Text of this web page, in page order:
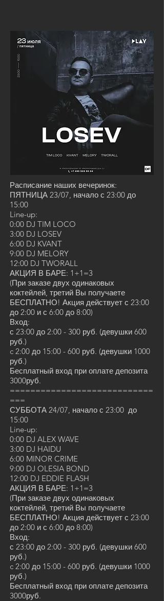
Расписание наших вечеринок:
ПЯТНИЦА 23/07, начало с 23:00 до
15:00
Line-up:
0:00 DJ TIM LOCO
3:00 DJ LOSEV
6:00 DJ KVANT
9:00 DJ MELORY
12:00 DJ TWORALL
АКЦИЯ В БАРЕ: 1+1=3
(При заказе двух одинаковых
коктейлей, третий Вы получаете
БЕСПЛАТНО! Акция действует с 23:00
до 2:00 и с 6:00 до 8:00)
Вход:
с 23:00 до 2:00 - 300 руб. (девушки 600
руб.)
c 2:00 до 15:00 - 600 руб. (девушки 1000
руб.)
Бесплатный вход при оплате депозита
3000руб.
============================
===
СУББОТА 24/07, начало с 23:00 до
15:00
Line-up:
0:00 DJ ALEX WAVE
3:00 DJ HAIDU
6:00 MINOR CRIME
9:00 DJ OLESIA BOND
12:00 DJ EDDIE FLASH
АКЦИЯ В БАРЕ: 1+1=3
(При заказе двух одинаковых
коктейлей, третий Вы получаете
БЕСПЛАТНО! Акция действует с 23:00
до 2:00 и с 6:00 до 8:00)
Вход:
с 23:00 до 2:00 - 300 руб. (девушки 600
руб.)
c 2:00 до 15:00 - 600 руб. (девушки 1000
руб.)
Бесплатный вход при оплате депозита
3000руб.